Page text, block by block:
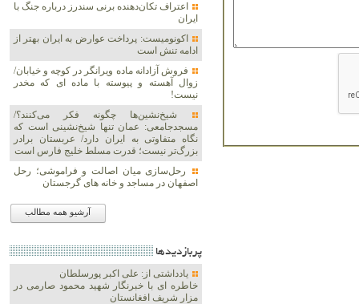
اعتراف تکان‌دهنده برنی سندرز درباره جنگ با
ایران
اکونومیست: پرداخت عوارض به ایران بهتر از
ادامه تنش است
فروش آزادانه ماده ویرانگر در کوچه و خیابان/
زوال آهسته و پیوسته با ماده ای که مخدر
نیست!
شیخ‌نشین‌ها چگونه فکر می‌کنند؟/
مسجدجامعی: عمان تنها شیخ‌نشینی است که
نگاه متفاوتی به ایران دارد/ عربستان برادر
بزرگ‌تر نیست؛ قدرت مسلط خلیج فارس است
رحل‌سازی میان اصالت و فراموشی؛ رحل
اصفهان در مساجد و خانه های گرجستان
آرشیو همه مطالب
پربازديدها
یادداشتی از: علی اکبر پورسلطان
خاطره ای با خبرنگار شهید محمود صارمی در
مزار شریف افغانستان